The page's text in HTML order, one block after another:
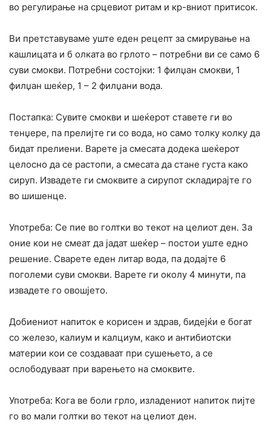
во регулирање на срцевиот ритам и кр-вниот притисок.
Ви претставуваме уште еден рецепт за смирување на
кашлицата и б олката во грлото – потребни ви се само 6
суви смокви. Потребни состојки: 1 филџан смокви, 1
филџан шеќер, 1 – 2 филџани вода.
Постапка: Сувите смокви и шеќерот ставете ги во
тенџере, па прелијте ги со вода, но само толку колку да
бидат прелиени. Варете ја смесата додека шеќерот
целосно да се растопи, а смесата да стане густа како
сируп. Извадете ги смоквите а сирупот складирајте го
во шишенце.
Употреба: Се пие во голтки во текот на целиот ден. За
оние кои не смеат да јадат шеќер – постои уште едно
решение. Сварете еден литар вода, па додајте 6
поголеми суви смокви. Варете ги околу 4 минути, па
извадете го овошјето.
Добиениот напиток е корисен и здрав, бидејќи е богат
со железо, калиум и калциум, како и антибиотски
материи кои се создаваат при сушењето, а се
ослободуваат при варењето на смоквите.
Употреба: Кога ве боли грло, изладениот напиток пијте
го во мали голтки во текот на целиот ден.